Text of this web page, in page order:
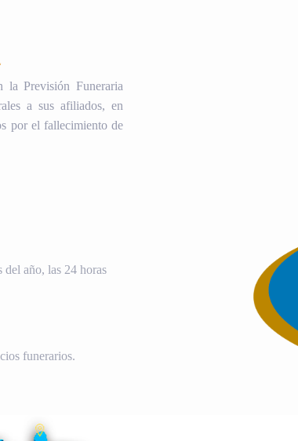
la Previsión Funeraria
a sus afiliados, en
por el fallecimiento de
del año, las 24 horas
funerarios.